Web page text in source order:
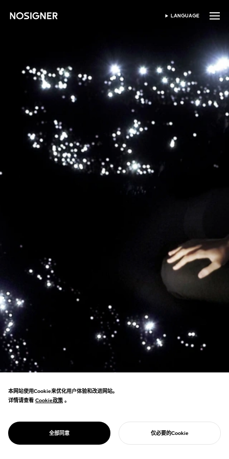
首页 SELECT LANGUAGE
LANGUAGE
PROJECT
SPACE SPACE
滨三年展"FindAsia"特别展的展示。呼吁国际
本网站使用Cookie来优化用户体验和改进网站。
详情请查看 Cookie政策
Cookie政策 。
全部同意 仅必要的Cookie